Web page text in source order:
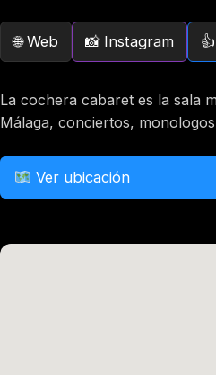
Web Instagram
La cochera cabaret es la sala
Málaga, conciertos,
Ver ubicación